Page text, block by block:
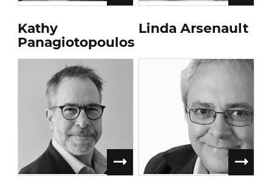
Kathy
Panagiotopoulos
Linda Arsenault